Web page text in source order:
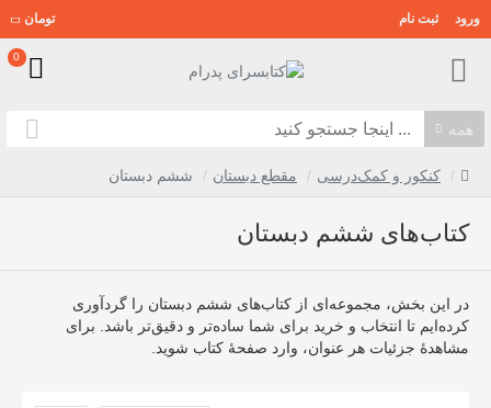
ورود ثبت نام تومان
0
همه
کنکور و کمک‌درسی مقطع دبستان ششم دبستان
کتاب‌های ششم دبستان
در این بخش، مجموعه‌ای از کتاب‌های ششم دبستان را گردآوری
کرده‌ایم تا انتخاب و خرید برای شما ساده‌تر و دقیق‌تر باشد. برای
مشاهدهٔ جزئیات هر عنوان، وارد صفحهٔ کتاب شوید.